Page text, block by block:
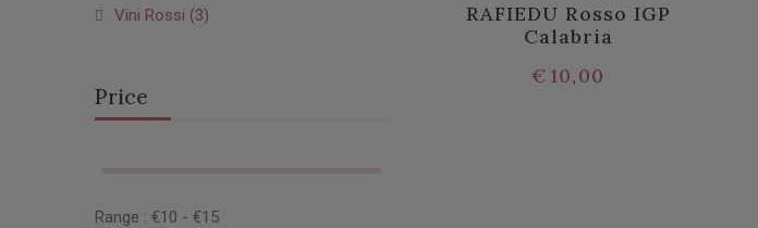
Vini Rossi (3)
Price
Range : €10 - €15
RAFIEDU Rosso IGP
Calabria
€ 10,00